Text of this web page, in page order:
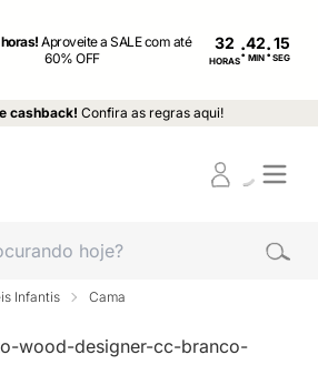
Aproveite a SALE com até
60% OFF
32
HORAS: MIN : SEG
cashback! Confira as regras aqui!
Infantis Cama